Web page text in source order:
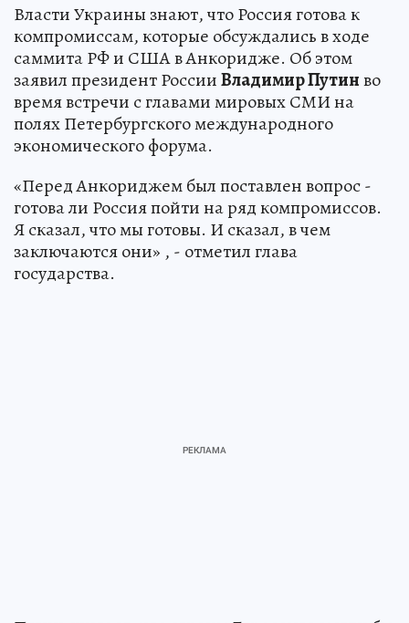
Власти Украины знают, что Россия готова к
компромиссам, которые обсуждались в ходе
саммита РФ и США в Анкоридже. Об этом
заявил президент РоссииВладимир Путинво
время встречи с главами мировых СМИ на
полях Петербургского международного
экономического форума.
«Перед Анкориджем был поставлен вопрос -
готова ли Россия пойти на ряд компромиссов.
Я сказал, что мы готовы. И сказал, в чем
заключаются они» , - отметил глава
государства.